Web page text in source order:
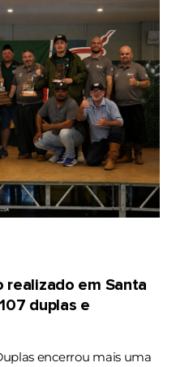
realizado em Santa
duplas e
encerrou mais uma